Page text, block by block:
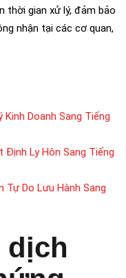
thời gian xử lý, đảm bảo
nhận tại các cơ quan,
Kinh Doanh Sang Tiếng
Định Ly Hôn Sang Tiếng
Tự Do Lưu Hành Sang
dịch